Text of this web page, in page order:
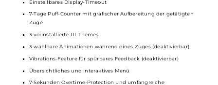
5-Klick An/Aus
3-Klick Menü-Aufruf
Leistungseinstellung im SMART Modus mit Best-Wattage Preset
und Leistungsbegrenzung, oder im freien WATT (VW) Modus
Individuelle Luftstrom-Regulierung über seitliche Slider Airflow-
Control amStick